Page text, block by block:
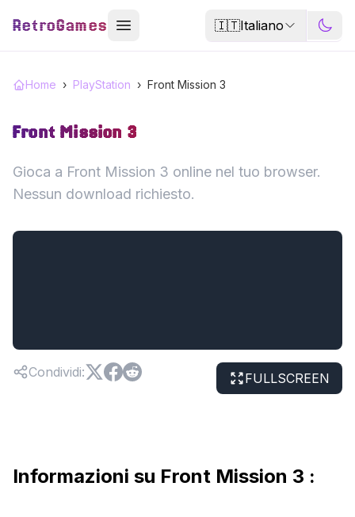
RetroGames 🇮🇹Italiano
Home › PlayStation › Front Mission 3
Front Mission 3
Gioca a Front Mission 3 online nel tuo browser.
Nessun download richiesto.
Condividi: FULLSCREEN
Informazioni su Front Mission 3 :